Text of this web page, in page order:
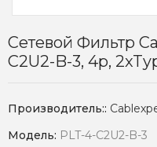
Сетевой Фильтр
C2U2-B-3, 4р,
Производитель::
Модель: PLT-4-C2U2-B-3